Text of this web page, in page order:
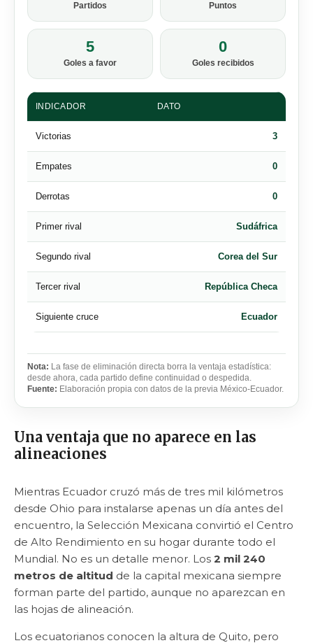
Partidos Puntos
5
Goles a favor
0
Goles recibidos
INDICADOR DATO
Victorias 3
Empates 0
Derrotas 0
Primer rival Sudáfrica
Segundo rival Corea del Sur
Tercer rival República Checa
Siguiente cruce Ecuador
Nota: La fase de eliminación directa borra la ventaja estadística:
desde ahora, cada partido define continuidad o despedida.
Fuente: Elaboración propia con datos de la previa México-Ecuador.
Una ventaja que no aparece en las
alineaciones
Mientras Ecuador cruzó más de tres mil kilómetros
desde Ohio para instalarse apenas un día antes del
encuentro, la Selección Mexicana convirtió el Centro
de Alto Rendimiento en su hogar durante todo el
Mundial. No es un detalle menor. Los 2 mil 240
metros de altitud de la capital mexicana siempre
forman parte del partido, aunque no aparezcan en
las hojas de alineación.
Los ecuatorianos conocen la altura de Quito, pero